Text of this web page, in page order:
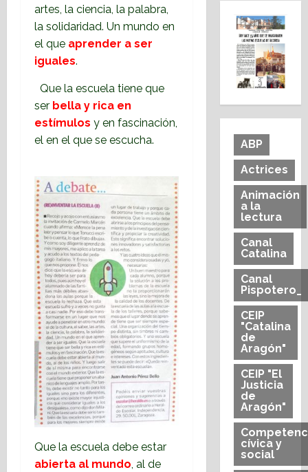
artes, la ciencia, la palabra,
la solidaridad. Un mundo en
el que aprender a ser
iguales.
Que la escuela tiene que
ser bella y rica en
estímulos y en fascinación,
el en el que se escucha.
Que la escuela debe estar
abierta al mundo, al de
ABP
Actrices
Animación
a la
lectura
Canal
Catalina
Canal
Pispotero_
CEIP
"Catalina
de
Aragón"
CEIP "El
Justicia
de
Aragón"
cívica y
social